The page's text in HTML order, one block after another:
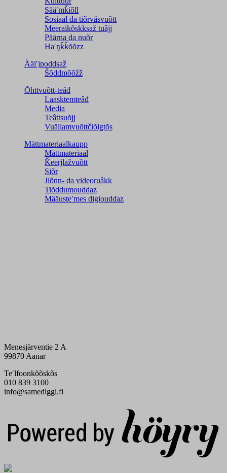
Sääʹmǩiõll
Sosiaal da tiõrvâsvuõtt
Meeraikõskksaž tuâjj
Päärna da nuõr
Haʹŋǩǩõõzz
Ääiʹjpoddsaž
Šõddmõõžž
Õhttvuõtt-teâđ
Laasktemteâđ
Media
Teâttsuõjj
Vuällamvuõttčiõlǥtõs
Mättmateriaalkaupp
Mättmateriaal
Ǩeerjlažvuõtt
Siõr
Jiõnn- da videoruâkk
Tiõddumouddaz
Määusteʹmes digiouddaz
Menesjärventie 2 A
99870 Aanar
Teʹlfoonkõõskõs
010 839 3100
info@samediggi.fi